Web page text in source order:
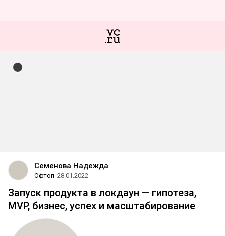
Семенова Надежда
Офтоп 28.01.2022
Запуск продукта в локдаун — гипотеза,
MVP, бизнес, успех и масштабирование